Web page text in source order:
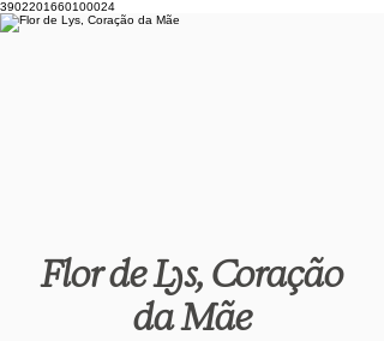
3902201660100024
Flor de Lys, Coração
da Mãe